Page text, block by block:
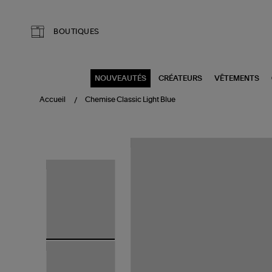
BOUTIQUES
NOUVEAUTÉS CRÉATEURS VÊTEMENTS
Accueil Chemise Classic Light Blue